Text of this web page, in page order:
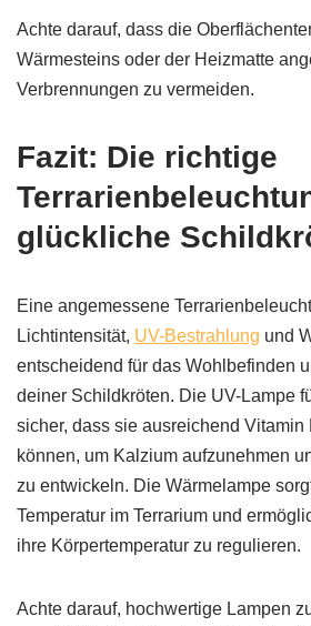
Achte darauf, dass die
Wärmesteins oder der Heizmatte
Verbrennungen zu vermeiden.
Fazit: Die richtige
glückliche
Eine angemessene
Lichtintensität, UV-Bestrahlung und
entscheidend für das Wohlbefinden
deiner Schildkröten. Die UV-Lampe
sicher, dass sie ausreichend Vitamin
können, um Kalzium aufzunehmen
zu entwickeln. Die Wärmelampe
Temperatur im Terrarium und
ihre Körpertemperatur zu regulieren.
Achte darauf, hochwertige Lampen